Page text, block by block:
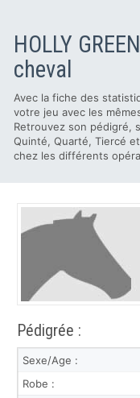
HOLLY
cheval
Avec la fiche des
votre jeu avec les
Retrouvez son pédigré,
Quinté, Quarté, Tiercé
chez les différents
Pédigrée :
Sexe/Age :
Robe :